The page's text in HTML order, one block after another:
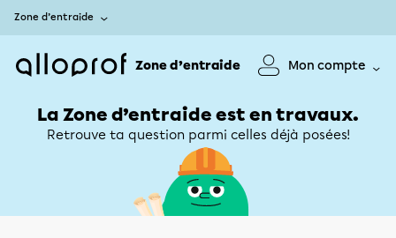
Zone d’entraide
Zone d’entraide Mon compte
La Zone d’entraide est en travaux.
Retrouve ta question parmi celles déjà posées!